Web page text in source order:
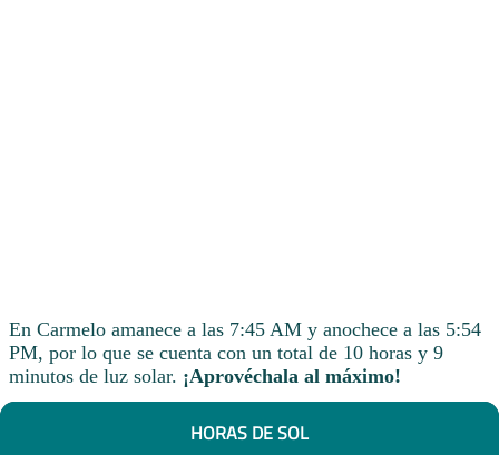
En Carmelo amanece a las 7:45 AM y anochece a las 5:54
PM, por lo que se cuenta con un total de 10 horas y 9
minutos de luz solar. ¡Aprovéchala al máximo!
HORAS DE SOL